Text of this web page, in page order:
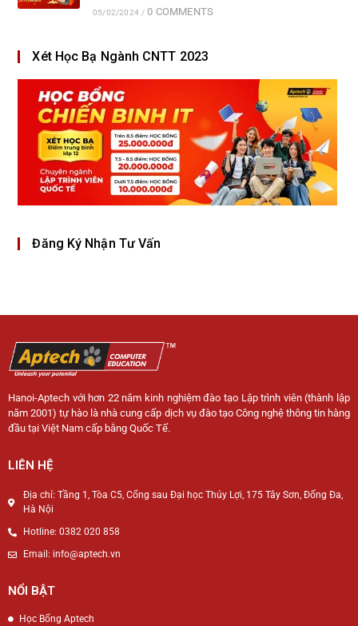
05/02/2024 / 0 COMMENTS
Xét Học Bạ Ngành CNTT 2023
Đăng Ký Nhận Tư Vấn
Hanoi-Aptech với hơn 22 năm kinh nghiệm đào tạo Lập trình viên (thành lập
năm 2001) tự hào là nhà cung cấp dịch vụ đào tạo Công nghệ thông tin hàng
đầu tại Việt Nam cấp bằng Quốc Tế.
LIÊN HỆ
Địa chỉ: Tầng 1, Tòa C5, Cổng sau Đại học Thủy Lợi, 175 Tây Sơn, Đống Đa,
Hà Nội
Hotline: 0382 020 858
Email: info@aptech.vn
NỔI BẬT
Học Bổng Aptech